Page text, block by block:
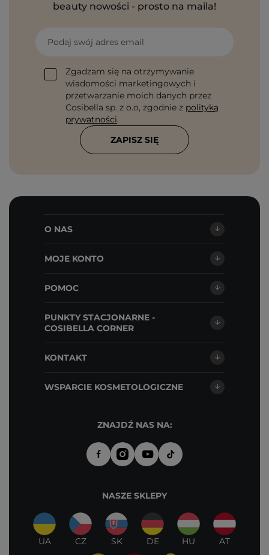
beauty nowości - prosto na maila!
Podaj swój adres email
Zgadzam się na otrzymywanie
wiadomości marketingowych i
przetwarzanie moich danych przez
Cosibella sp. z o.o, zgodnie z polityką
prywatności.
ZAPISZ SIĘ
O NAS
MOJE KONTO
POMOC
PUNKTY STACJONARNE -
COSIBELLA CORNER
KONTAKT
WSPARCIE KOSMETOLOGICZNE
ZNAJDŹ NAS NA:
NASZE SKLEPY
UA CZ SK DE HU AT